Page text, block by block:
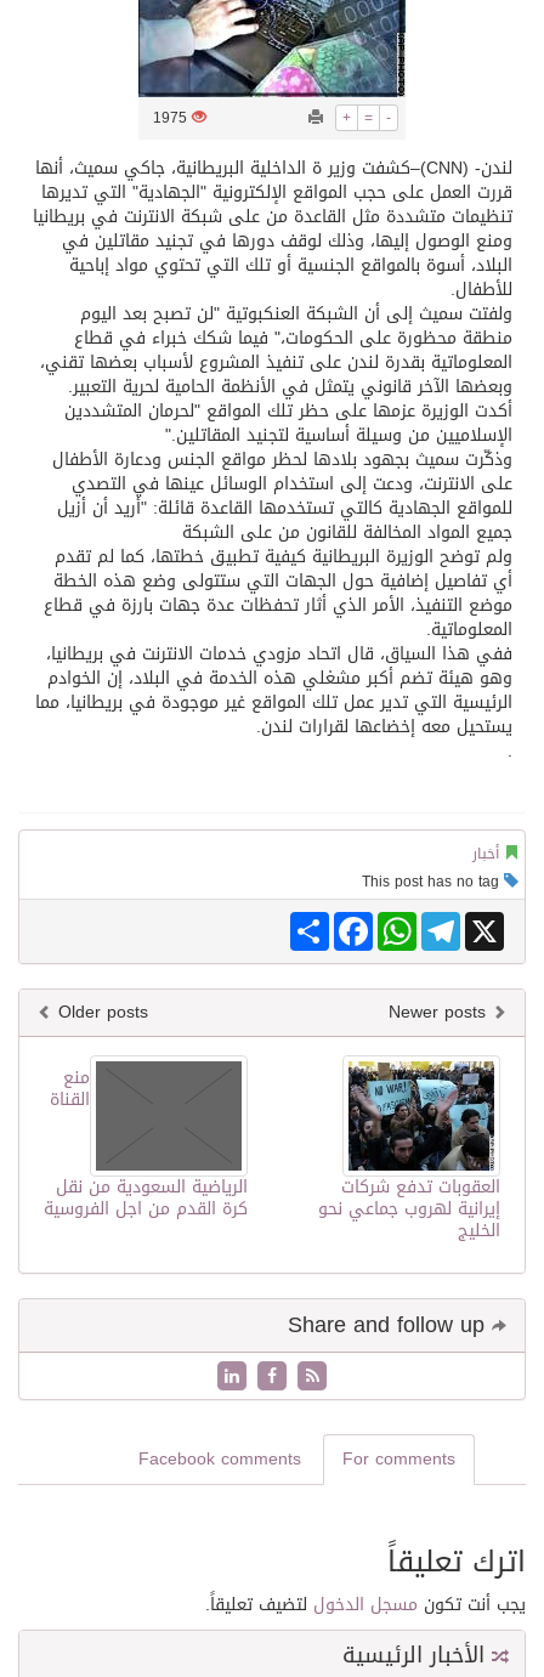
ثلة من الضابطات في الجييش الكويتي
كسوة الكعبة تعتلي البيت العتيق
+ = -
1975
لندن- (CNN)–كشفت وزير ة الداخلية البريطانية، جاكي سميث، أنها
قررت العمل على حجب المواقع الإلكترونية "الجهادية" التي تديرها
تنظيمات متشددة مثل القاعدة من على شبكة الانترنت في بريطانيا
ومنع الوصول إليها، وذلك لوقف دورها في تجنيد مقاتلين في
البلاد، أسوة بالمواقع الجنسية أو تلك التي تحتوي مواد إباحية
للأطفال.
ولفتت سميث إلى أن الشبكة العنكبوتية "لن تصبح بعد اليوم
منطقة محظورة على الحكومات،" فيما شكك خبراء في قطاع
المعلوماتية بقدرة لندن على تنفيذ المشروع لأسباب بعضها تقني،
وبعضها الآخر قانوني يتمثل في الأنظمة الحامية لحرية التعبير.
أكدت الوزيرة عزمها على حظر تلك المواقع "لحرمان المتشددين
الإسلاميين من وسيلة أساسية لتجنيد المقاتلين."
وذكّرت سميث بجهود بلادها لحظر مواقع الجنس ودعارة الأطفال
على الانترنت، ودعت إلى استخدام الوسائل عينها في التصدي
للمواقع الجهادية كالتي تستخدمها القاعدة قائلة: "أريد أن أزيل
جميع المواد المخالفة للقانون من على الشبكة
ولم توضح الوزيرة البريطانية كيفية تطبيق خطتها، كما لم تقدم
أي تفاصيل إضافية حول الجهات التي ستتولى وضع هذه الخطة
موضع التنفيذ، الأمر الذي أثار تحفظات عدة جهات بارزة في قطاع
المعلوماتية.
ففي هذا السياق، قال اتحاد مزودي خدمات الانترنت في بريطانيا،
وهو هيئة تضم أكبر مشغلي هذه الخدمة في البلاد، إن الخوادم
الرئيسية التي تدير عمل تلك المواقع غير موجودة في بريطانيا، مما
يستحيل معه إخضاعها لقرارات لندن.
.
أخبار
Share
FacebookWhatsAppTelegram X
Older posts
منع
القناة
الرياضية السعودية من نقل
كرة القدم من اجل الفروسية
العقوبات تدفع شركات
إيرانية لهروب جماعي نحو
الخليج
For comments
Facebook comments
اترك تعليقاً
يجب أنت تكون مسجل الدخول لتضيف تعليقاً.
الأخبار الرئيسية